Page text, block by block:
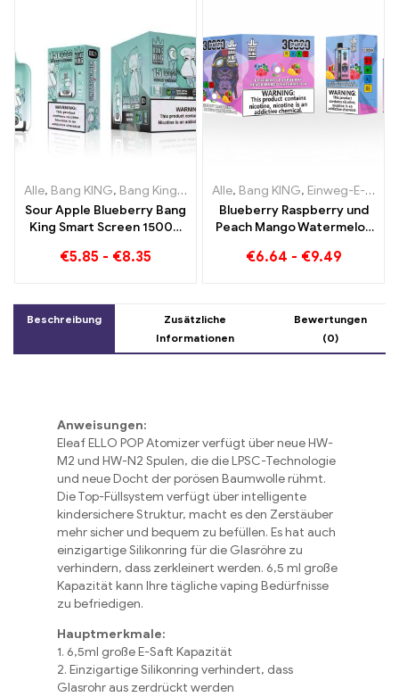
Alle, Bang KING, Bang King Smart Screen 15000 Puff ,Einweg-E-
Sour Apple Blueberry Bang
King Smart Screen 15000
Dampferlebnis voller
€5.85 - €8.35
Alle, Bang KING, Einweg-E-Zigaretten Litauen
Blueberry Raspberry und
Peach Mango Watermelon
Puffs EINWEG E-
Kombination
€6.64 - €9.49
Beschreibung
Zusätzliche
Informationen
Bewertungen
(0)
Anweisungen:
Eleaf ELLO POP Atomizer verfügt über neue HW-
M2 und HW-N2 Spulen, die die LPSC-Technologie
und neue Docht der porösen Baumwolle rühmt.
Die Top-Füllsystem verfügt über intelligente
kindersichere Struktur, macht es den Zerstäuber
mehr sicher und bequem zu befüllen. Es hat auch
einzigartige Silikonring für die Glasröhre zu
verhindern, dass zerkleinert werden. 6,5 ml große
Kapazität kann Ihre tägliche vaping Bedürfnisse
zu befriedigen.
Hauptmerkmale:
1. 6,5ml große E-Saft Kapazität
2. Einzigartige Silikonring verhindert, dass
Glasrohr aus zerdrückt werden